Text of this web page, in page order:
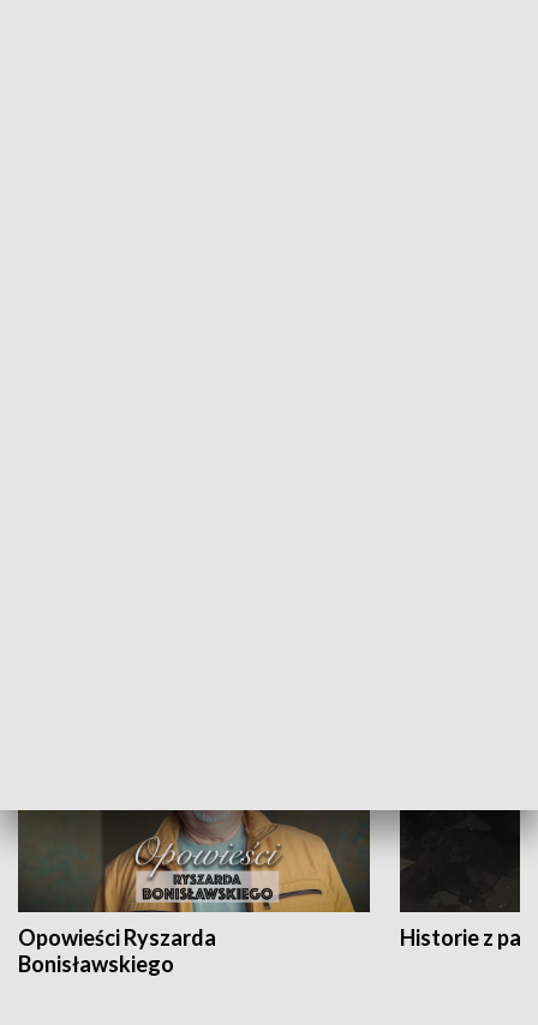
Opowieści Ryszarda
Bonisławskiego
Historie z